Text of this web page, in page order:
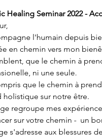
Healing Seminar 2022 -
l'humain depuis
en chemin vers mon
que le chemin à
ni une seule.
que le chemin à
holistique sur notre être.
regroupe mes
sur votre chemin -  un
s'adresse aux blessures